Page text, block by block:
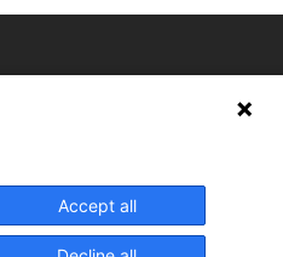
Accept all